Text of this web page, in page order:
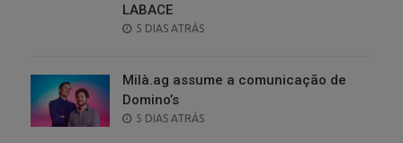
LABACE
POSTED
5 DIAS ATRÁS
Milà.ag assume a comunicação de
Domino’s
POSTED
5 DIAS ATRÁS